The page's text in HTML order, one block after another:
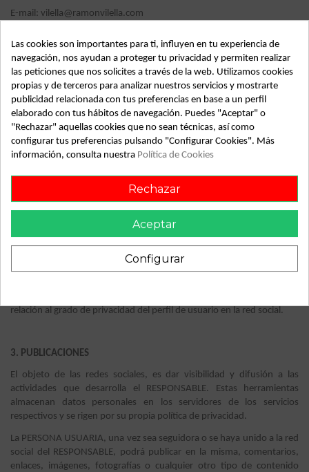
E-mail: vilella@ramonvilella.com
ramonvilella.com/es
2. UTILIZACIÓN DEL PERFIL
El RESPONSABLE realizará las siguientes actuaciones:
· Acceso a la información pública del perfil.
·
Publicación en el perfil de la PERSONA USUARIA de toda
aquella información ya publicada en la red social del
Enviar mensajes personales e individuales a través de los
Actualizaciones del estado de la página que se publicarán en el
perfil de la PERSONA USUARIA.
La PERSONA USUARIA siempre puede controlar sus conexiones,
eliminar los contenidos que dejen de interesarle y restringir con quién
relación al grado de privacidad del perfil de usuario en la red social.
3. PUBLICACIONES
El objeto de las redes sociales, es dar visibilidad y difusión a las
actividades que desarrolla el RESPONSABLE. Estas herramientas
almacenan datos personales en los servidores de los servicios
respectivos y se rigen por su propia política de privacidad.
La PERSONA USUARIA, una vez sea seguidora o se haya unido a la red
social del RESPONSABLE, podrá publicar en la misma, comentarios,
enlaces, imágenes, fotografías o cualquier otro tipo de contenido
Las cookies son importantes para ti, influyen en tu experiencia de
navegación, nos ayudan a proteger tu privacidad y permiten realizar
las peticiones que nos solicites a través de la web. Utilizamos cookies
propias y de terceros para analizar nuestros servicios y mostrarte
publicidad relacionada con tus preferencias en base a un perfil
elaborado con tus hábitos de navegación. Puedes "Aceptar" o
"Rechazar" aquellas cookies que no sean técnicas, así como
configurar tus preferencias pulsando "Configurar Cookies". Más
información, consulta nuestra Política de Cookies
Rechazar
Aceptar
Configurar